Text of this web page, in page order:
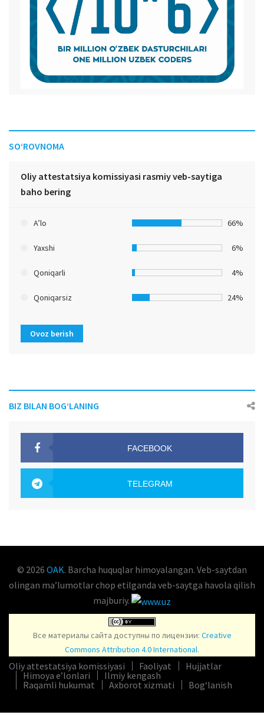
SO‘ROVNOMA
Oliy attestatsiya komissiyasi rasmiy veb-saytiga
baho bering
A’lo 66%
Yaxshi 6%
Qoniqarli 4%
Qoniqarsiz 24%
Ovoz berish
BIZ BILAN BOG‘LANING
FACEBOOK
TELEGRAM
© 2026 OAK. Barcha huquqlar himoyalangan. Veb-saytdan
olingan maʼlumotlar chop etilganda veb-saytga havola qilish
majburiy.
Все материалы сайта доступны по лицензии: Creative
Commons Attribution 4.0 International.
Oliy attestatsiya komissiyasi Faoliyat
Hujjatlar
Himoya e’lonlari
Ilmiy kengash
Raqamli hukumat
Axborot xizmati Bog‘lanish